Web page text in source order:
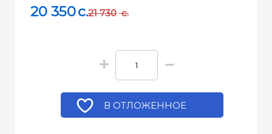
20 350c.21 730 c.
+ −
В ОТЛОЖЕННОЕ